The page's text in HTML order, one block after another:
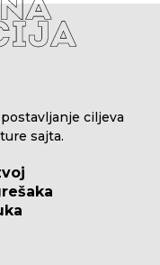
ciljeva
sajta.